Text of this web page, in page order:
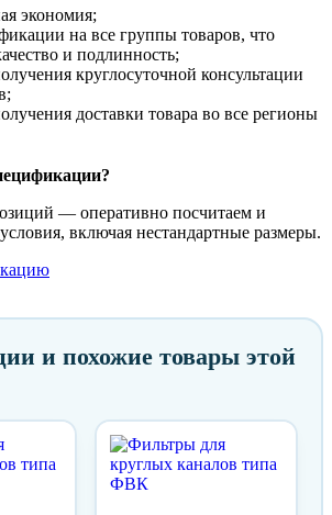
экономия;
на все группы товаров, что
и подлинность;
круглосуточной консультации
доставки товара во все регионы
— оперативно посчитаем и
включая нестандартные размеры.
и похожие товары этой